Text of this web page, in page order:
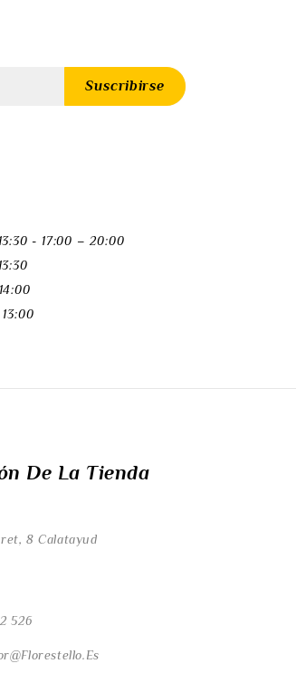
- 17:00 – 20:00
De La Tienda
8 Calatayud
526